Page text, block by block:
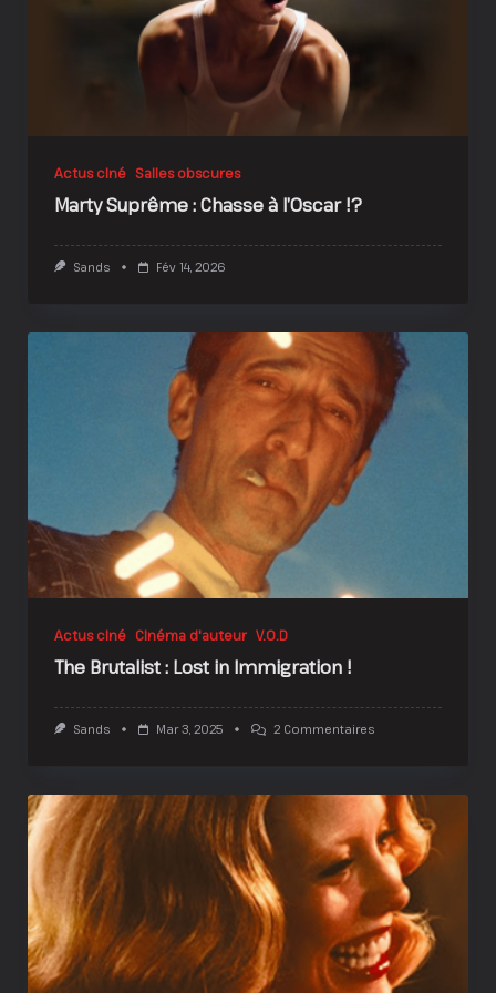
Actus ciné Salles obscures
Marty Suprême : Chasse à l’Oscar !?
Sands Fév 14, 2026
Actus ciné Cinéma d'auteur V.O.D
The Brutalist : Lost in Immigration !
Sands Mar 3, 2025 2 CommentairesSur
Lost
In
Immigration
!